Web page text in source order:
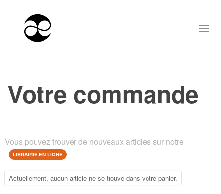
Votre commande
Vous pouvez trouver de nouveaux articles sur notre
LIBRAIRIE EN LIGNE
Actuellement, aucun article ne se trouve dans votre panier.